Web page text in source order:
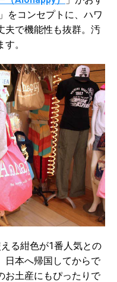
をコンセプトに、ハワ
夫で機能性も抜群。汚
。
る紺色が1番人気との
日本へ帰国してからで
お土産にもぴったりで